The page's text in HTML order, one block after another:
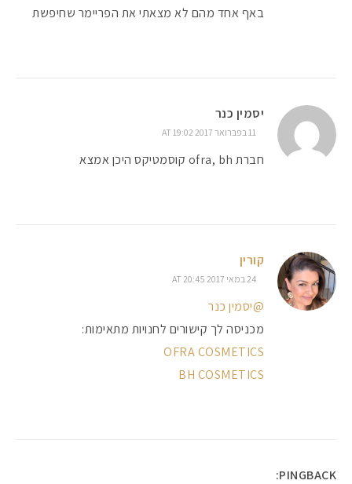
באף אחד מהם לא מצאתי את הפריימר שחיפשת
יסמין כנר
11 בפברואר 2017 AT 19:02
חברת ofra, bh קוסמטיקס היכן אמצא
קורין
24 במאי 2017 AT 20:45
@יסמין כנר
מכניסה לך קישורים לחנויות מתאימות:
OFRA COSMETICS
BH COSMETICS
PINGBACK: